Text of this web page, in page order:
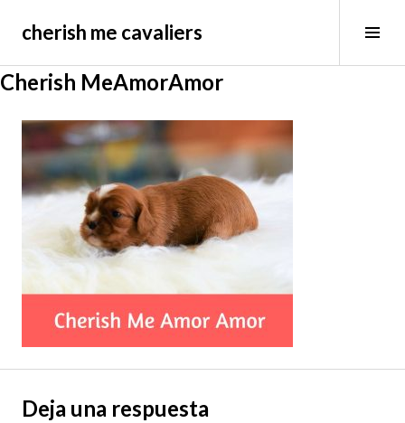
cherish me cavaliers
Cherish MeAmorAmor
Deja una respuesta